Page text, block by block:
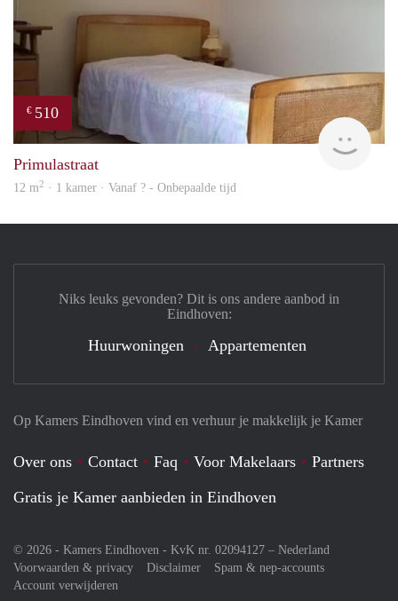
€ 510
Primulastraat
12 m2 · 1 kamer · Vanaf ? - Onbepaalde tijd
Op Kamers Eindhoven vind en verhuur je makkelijk je Kamer
Over ons Contact Faq Voor Makelaars
Partners
Gratis je Kamer aanbieden in Eindhoven
© 2026 - Kamers Eindhoven - KvK nr. 02094127 – Nederland
Voorwaarden & privacy
Disclaimer
Spam & nep-accounts
Account verwijderen
Niks leuks gevonden? Dit is ons andere aanbod in
Eindhoven:
Huurwoningen Appartementen